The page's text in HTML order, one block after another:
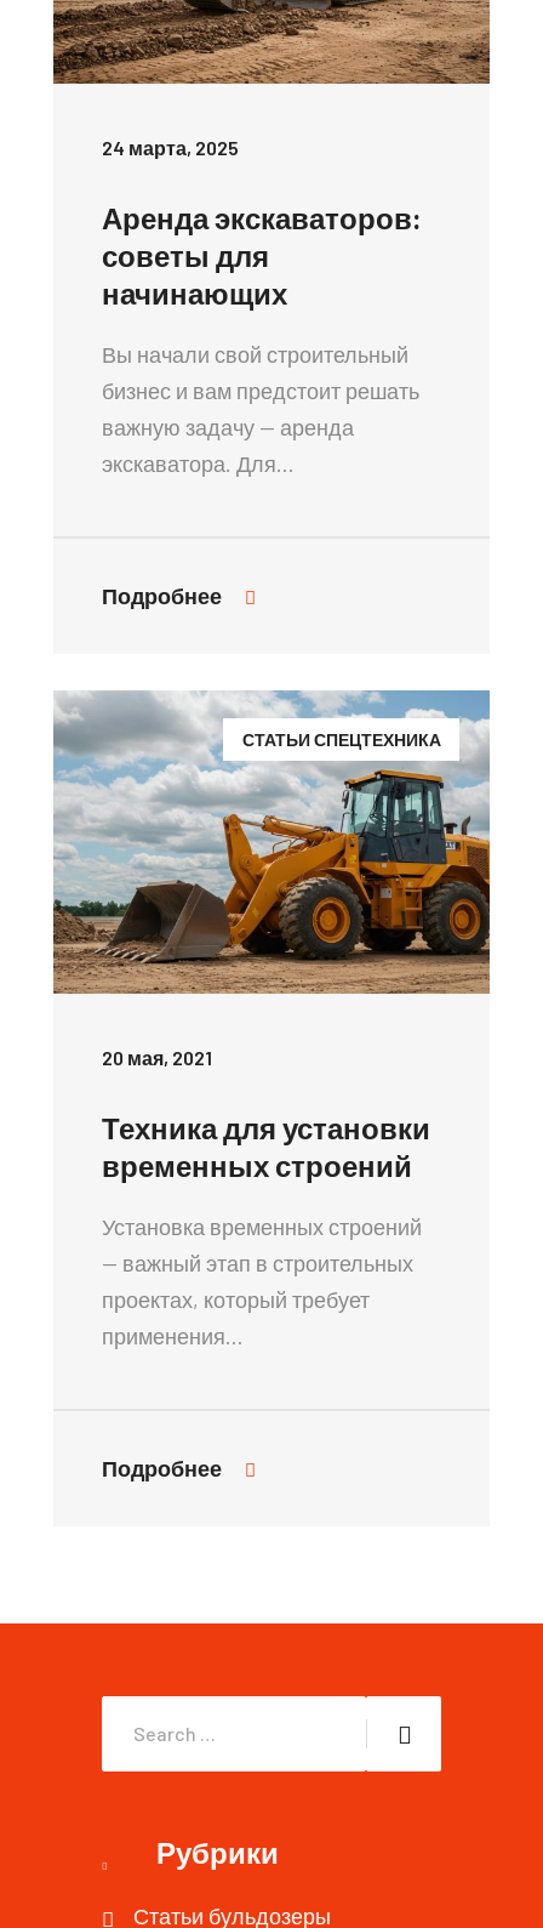
24 марта, 2025
Аренда экскаваторов:
советы для
начинающих
Вы начали свой строительный
бизнес и вам предстоит решать
важную задачу — аренда
экскаватора. Для…
Подробнее
СТАТЬИ СПЕЦТЕХНИКА
20 мая, 2021
Техника для установки
временных строений
Установка временных строений
— важный этап в строительных
проектах, который требует
применения…
Подробнее
Рубрики
Статьи бульдозеры